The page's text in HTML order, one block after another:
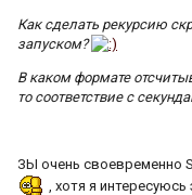
Как сделать рекурсию
запуском?
В каком формате
то соответствие с
ЗЫ очень своевременно
, хотя я